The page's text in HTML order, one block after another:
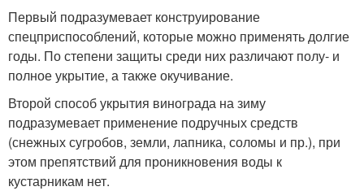
Первый подразумевает конструирование
спецприспособлений, которые можно применять долгие
годы. По степени защиты среди них различают полу- и
полное укрытие, а также окучивание.
Второй способ укрытия винограда на зиму
подразумевает применение подручных средств
(снежных сугробов, земли, лапника, соломы и пр.), при
этом препятствий для проникновения воды к
кустарникам нет.